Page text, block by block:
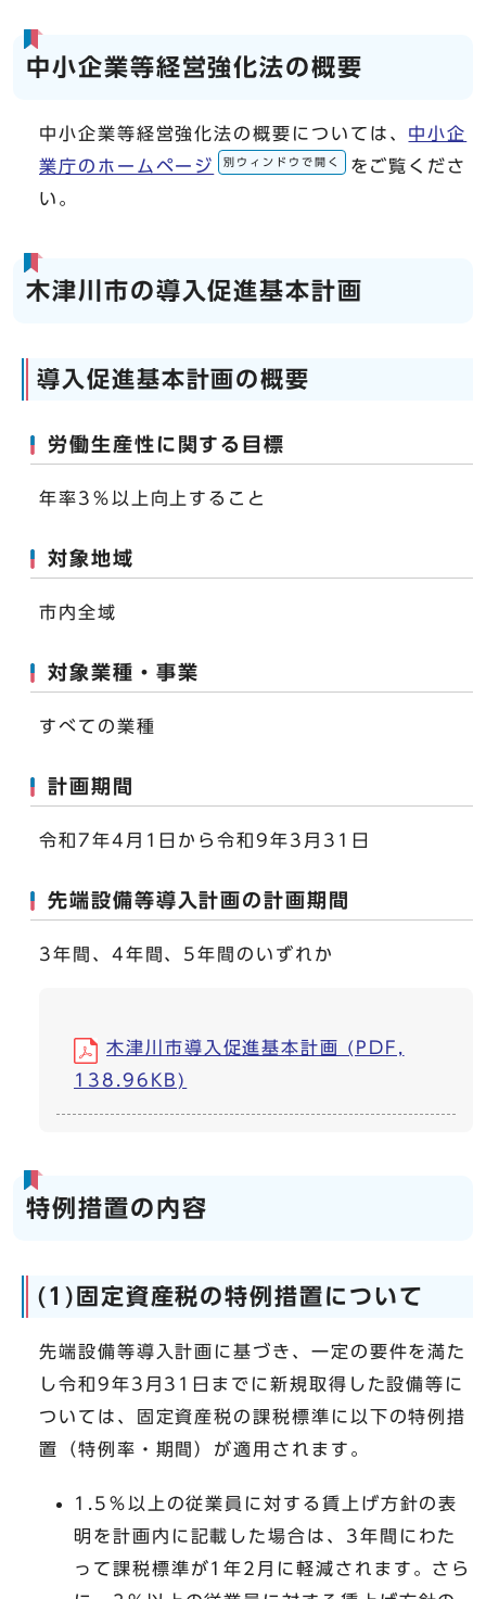
中小企業等経営強化法の概要
中小企業等経営強化法の概要については、 中小企
業庁のホームページ
別ウィンドウで開く
をご覧くださ
い。
木津川市の導入促進基本計画
導入促進基本計画の概要
労働生産性に関する目標
年率3％以上向上すること
対象地域
市内全域
対象業種・事業
すべての業種
計画期間
令和7年4月1日から令和9年3月31日
先端設備等導入計画の計画期間
3年間、4年間、5年間のいずれか
木津川市導入促進基本計画 (PDF,
138.96KB)
特例措置の内容
(1)固定資産税の特例措置について
先端設備等導入計画に基づき、一定の要件を満た
し令和9年3月31日までに新規取得した設備等に
ついては、固定資産税の課税標準に以下の特例措
置（特例率・期間）が適用されます。
1.5％以上の従業員に対する賃上げ方針の表
明を計画内に記載した場合は、3年間にわた
って課税標準が1年2月に軽減されます。さら